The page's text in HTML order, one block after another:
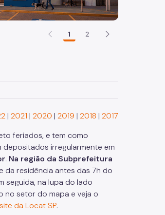
1 2
| 2021 | 2020 | 2019 | 2018 | 2017
feriados, e tem como
depositados irregularmente em
. Na região da Subprefeitura
da residência antes das 7h do
seguida, na lupa do lado
setor do mapa e veja o
site da Locat SP.